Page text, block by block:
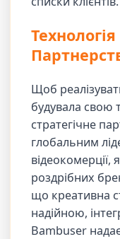
Щоб
будувала свою
стратегічне
глобальним
відеокомерції,
роздрібних
що креативна
надійною,
Bambuser